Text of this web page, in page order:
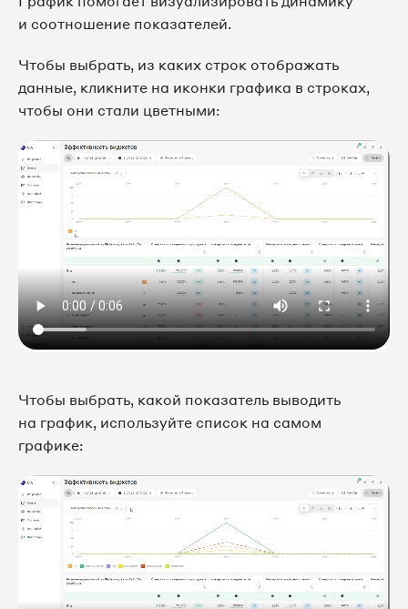
и соотношение показателей.
Чтобы выбрать, из каких строк отображать
данные, кликните на иконки графика в строках,
чтобы они стали цветными:
Чтобы выбрать, какой показатель выводить
на график, используйте список на самом
графике: